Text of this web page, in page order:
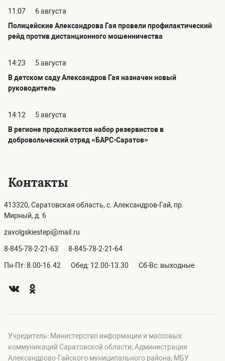
11:07
6 августа
Полицейские Александрова Гая провели профилактический
рейд против дистанционного мошенничества
14:23
5 августа
В детском саду Александров Гая назначен новый
руководитель
14:12
5 августа
В регионе продолжается набор резервистов в
добровольческий отряд «БАРС-Саратов»
Контакты
413320, Саратовская область, с. Александров-Гай, пр.
Мирный, д. 6
zavolgskiestepi@mail.ru
8-845-78-2-21-63 8-845-78-2-21-64
Пн-Пт: 8.00-16.42 Обед: 12.00-13.30 Сб-Вс: выходные
Учредитель: Министерство информации и массовых
коммуникаций Саратовской области; Администрация
Александрово-Гайского муниципального района; МБУ